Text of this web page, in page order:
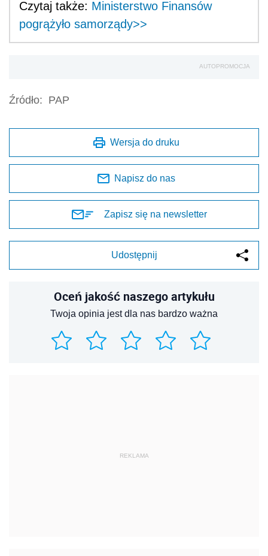
Czytaj także: Ministerstwo Finansów
pogrążyło samorządy>>
AUTOPROMOCJA
Źródło: PAP
Wersja do druku
Napisz do nas
Zapisz się na newsletter
Udostępnij
Oceń jakość naszego artykułu
Twoja opinia jest dla nas bardzo ważna
REKLAMA